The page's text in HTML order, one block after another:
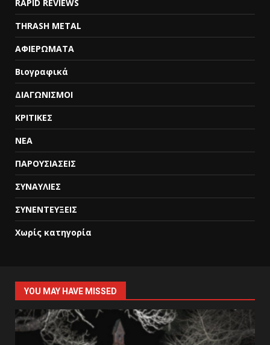
RAPID REVIEWS
THRASH METAL
ΑΦΙΕΡΩΜΑΤΑ
Βιογραφικά
ΔΙΑΓΩΝΙΣΜΟΙ
ΚΡΙΤΙΚΕΣ
ΝΕΑ
ΠΑΡΟΥΣΙΑΣΕΙΣ
ΣΥΝΑΥΛΙΕΣ
ΣΥΝΕΝΤΕΥΞΕΙΣ
Χωρίς κατηγορία
YOU MAY HAVE MISSED